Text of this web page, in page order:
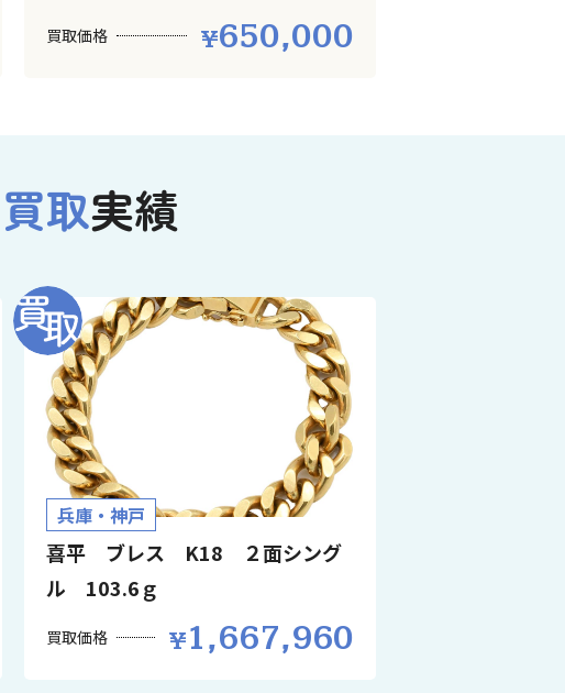
買取価格 650,000
買取実績
兵庫・神戸
喜平 ブレス K18 ２面シング
ル 103.6ｇ
買取価格 1,667,960